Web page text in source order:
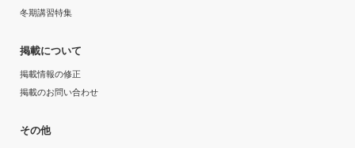
受講コース
通年,夏期講習,冬期講習
通塾頻度
冬期講習特集
掲載について
掲載情報の修正
掲載のお問い合わせ
その他